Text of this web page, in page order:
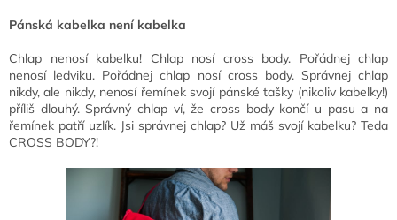
Pánská kabelka není kabelka
Chlap nenosí kabelku! Chlap nosí cross body. Pořádnej chlap
nenosí ledviku. Pořádnej chlap nosí cross body. Správnej chlap
nikdy, ale nikdy, nenosí řemínek svojí pánské tašky (nikoliv kabelky!)
příliš dlouhý. Správný chlap ví, že cross body končí u pasu a na
řemínek patří uzlík. Jsi správnej chlap? Už máš svojí kabelku? Teda
CROSS BODY?!